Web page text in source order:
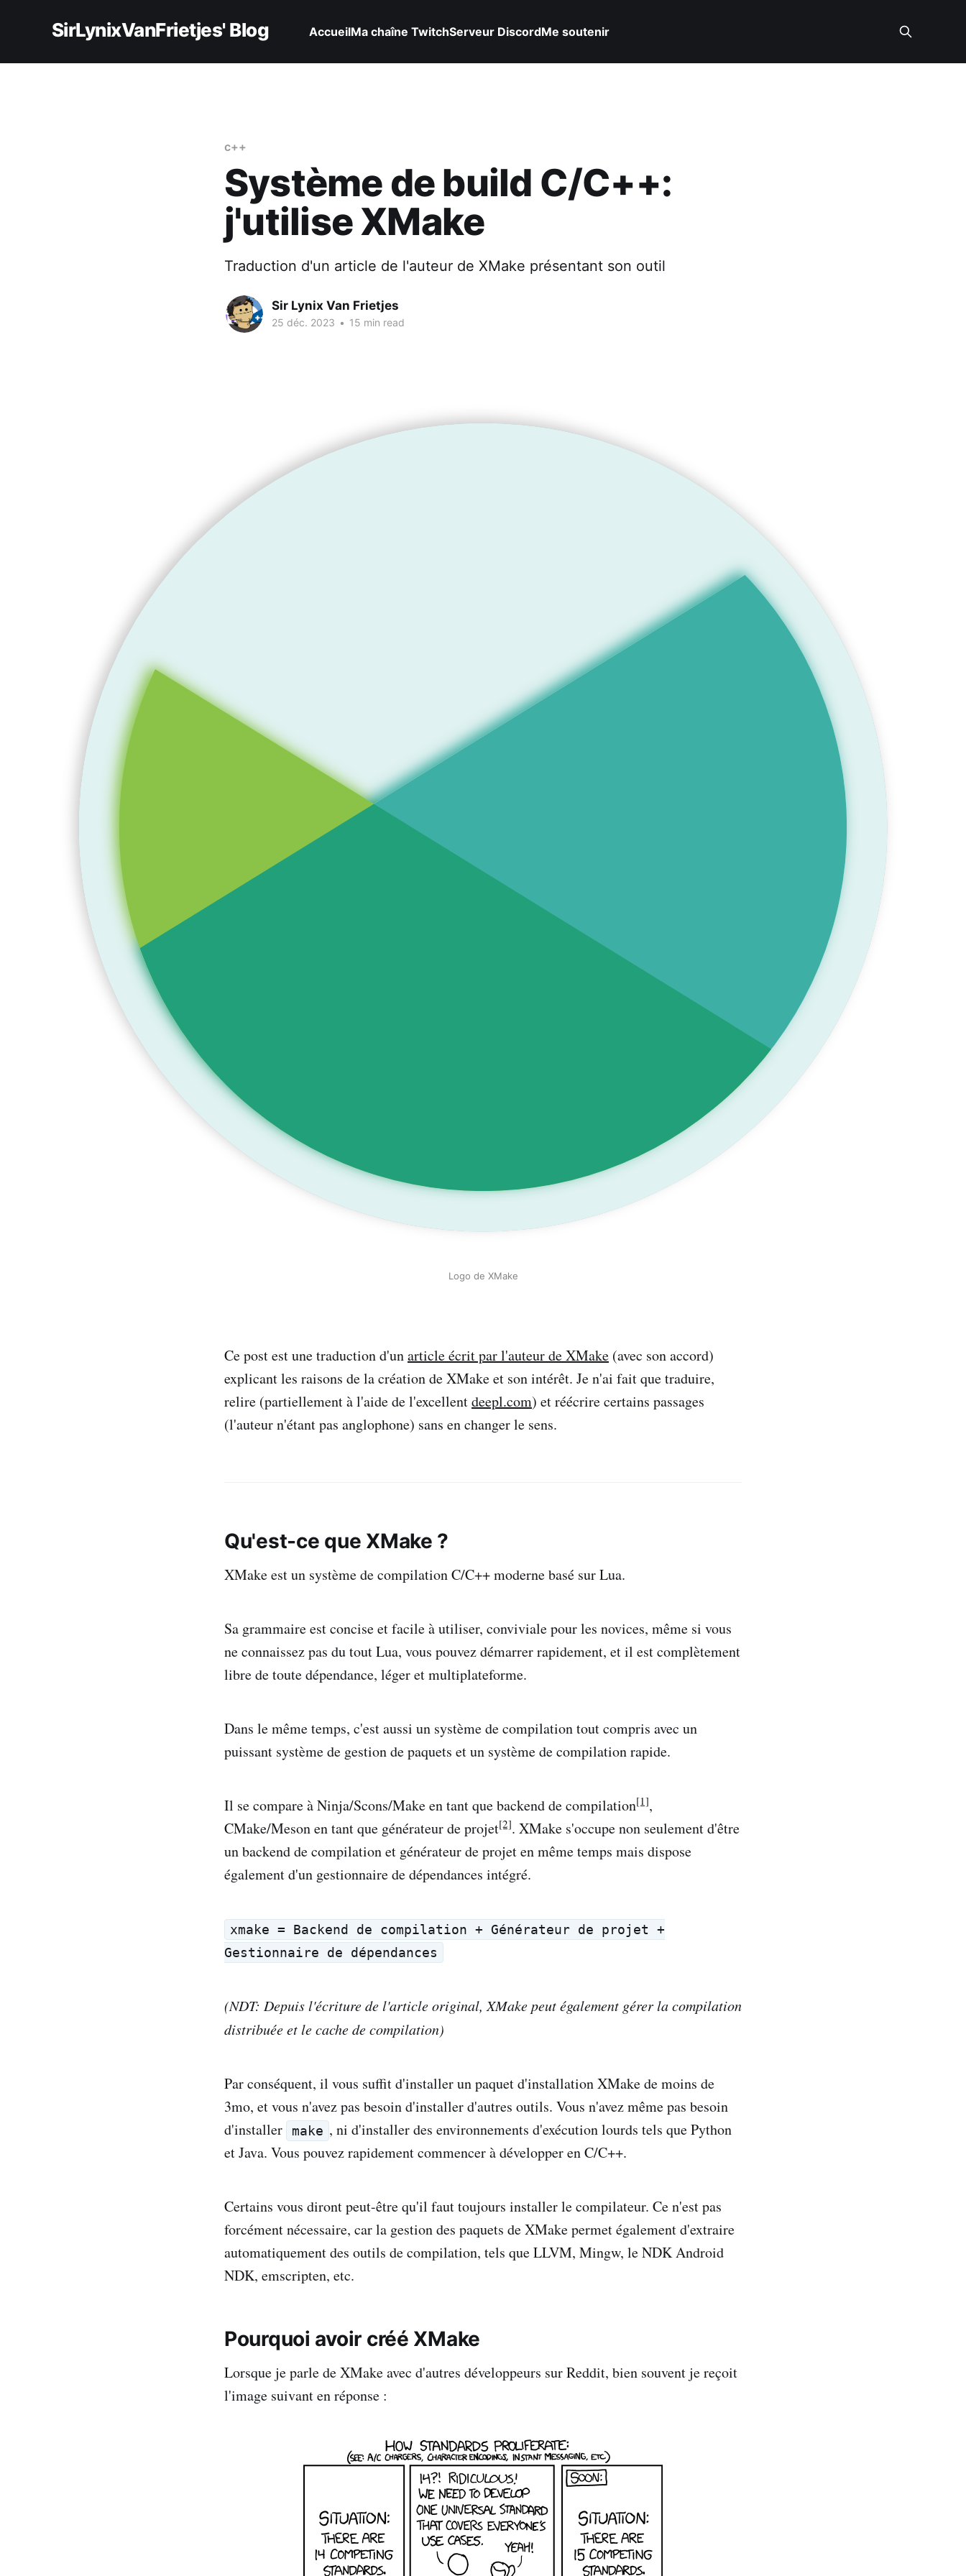
SirLynixVanFrietjes' Blog AccueilMa chaîne TwitchServeur DiscordMe soutenir
c++
Système de build C/C++:
j'utilise XMake
Traduction d'un article de l'auteur de XMake présentant son outil
Sir Lynix Van Frietjes
25 déc. 2023 • 15 min read
Logo de XMake
Ce post est une traduction d'unarticle écrit par l'auteur de XMake (avec son accord)
explicant les raisons de la création de XMake et son intérêt. Je n'ai fait que traduire,
relire (partiellement à l'aide de l'excellentdeepl.com) et réécrire certains passages
(l'auteur n'étant pas anglophone) sans en changer le sens.
Qu'est-ce que XMake ?
XMake est un système de compilation C/C++ moderne basé sur Lua.
Sa grammaire est concise et facile à utiliser, conviviale pour les novices, même si vous
ne connaissez pas du tout Lua, vous pouvez démarrer rapidement, et il est complètement
libre de toute dépendance, léger et multiplateforme.
Dans le même temps, c'est aussi un système de compilation tout compris avec un
puissant système de gestion de paquets et un système de compilation rapide.
Il se compare à Ninja/Scons/Make en tant que backend de compilation[1],
CMake/Meson en tant que générateur de projet[2]. XMake s'occupe non seulement d'être
un backend de compilation et générateur de projet en même temps mais dispose
également d'un gestionnaire de dépendances intégré.
xmake = Backend de compilation + Générateur de projet +
Gestionnaire de dépendances
(NDT: Depuis l'écriture de l'article original, XMake peut également gérer la compilation
distribuée et le cache de compilation)
Par conséquent, il vous suffit d'installer un paquet d'installation XMake de moins de
3mo, et vous n'avez pas besoin d'installer d'autres outils. Vous n'avez même pas besoin
d'installer
make , ni d'installer des environnements d'exécution lourds tels que Python
et Java. Vous pouvez rapidement commencer à développer en C/C++.
Certains vous diront peut-être qu'il faut toujours installer le compilateur. Ce n'est pas
forcément nécessaire, car la gestion des paquets de XMake permet également d'extraire
automatiquement des outils de compilation, tels que LLVM, Mingw, le NDK Android
NDK, emscripten, etc.
Pourquoi avoir créé XMake
Lorsque je parle de XMake avec d'autres développeurs sur Reddit, bien souvent je reçoit
l'image suivant en réponse :